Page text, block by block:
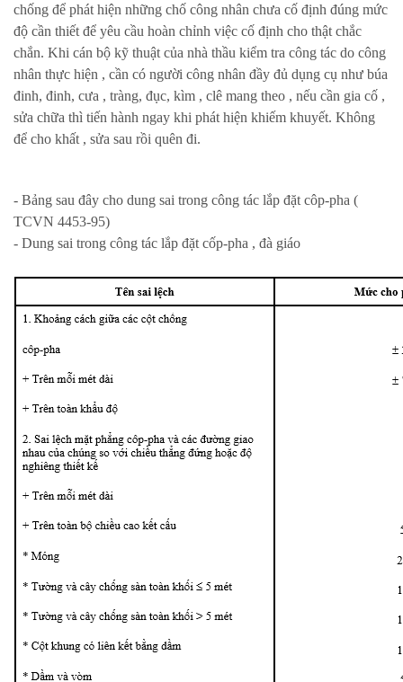
chống để phát hiện những chố công nhân chưa cố định đúng mức
độ cần thiết để yêu cầu hoàn chỉnh việc cố định cho thật chắc
chắn. Khi cán bộ kỹ thuật của nhà thầu kiểm tra công tác do công
nhân thực hiện , cần có người công nhân đầy đủ dụng cụ như búa
đinh, đinh, cưa , tràng, đục, kìm , clê mang theo , nếu cần gia cố ,
sửa chữa thì tiến hành ngay khi phát hiện khiếm khuyết. Không
để cho khất , sửa sau rồi quên đi.
- Bảng sau đây cho dung sai trong công tác lắp đặt côp-pha (
TCVN 4453-95)
- Dung sai trong công tác lắp đặt cốp-pha , đà giáo